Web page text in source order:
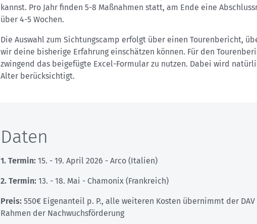
kannst. Pro Jahr finden 5-8 Maßnahmen statt, am Ende eine
über 4-5 Wochen.
Die Auswahl zum Sichtungscamp erfolgt über einen Tourenbericht,
wir deine bisherige Erfahrung einschätzen können. Für den
zwingend das beigefügte Excel-Formular zu nutzen. Dabei wird
Alter berücksichtigt.
Daten
1. Termin: 15. - 19. April 2026 - Arco (Italien)
2. Termin: 13. - 18. Mai - Chamonix (Frankreich)
Preis: 550€ Eigenanteil p. P., alle weiteren Kosten übernimmt der DAV
Rahmen der Nachwuchsförderung